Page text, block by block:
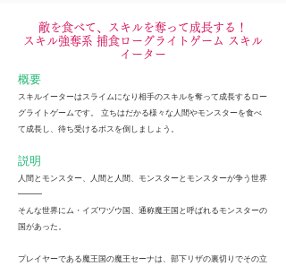
​敵を食べて、スキルを奪って成長する！
スキル強奪系 捕食ローグライトゲーム スキル
イーター
概要
スキルイーターはスライムになり相手のスキルを奪って成長するロー
グライトゲームです。 立ちはだかる様々な人間やモンスターを食べ
て成長し、待ち受けるボスを倒しましょう。
説明
人間とモンスター、人間と人間、モンスターとモンスターが争う世界
━━━
そんな世界にム・イズワヅウ国、通称魔王国と呼ばれるモンスターの
国があった。
プレイヤーである魔王国の魔王セーナは、部下リザの裏切りでその立